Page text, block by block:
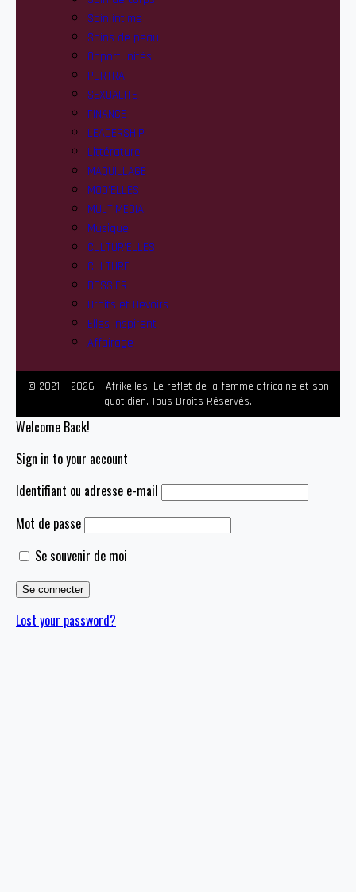
Soin intime
Soins de peau
Opportunités
PORTRAIT
SEXUALITE
FINANCE
LEADERSHIP
Littérature
MAQUILLAGE
MOD’ELLES
MULTIMEDIA
Musique
CULTUR’ELLES
CULTURE
DOSSIER
Droits et Devoirs
Elles Inspirent
Affairage
© 2021 – 2026 – Afrikelles, Le reflet de la femme africaine et son
quotidien. Tous Droits Réservés.
Welcome Back!
Sign in to your account
Identifiant ou adresse e-mail
Mot de passe
Se souvenir de moi
Lost your password?